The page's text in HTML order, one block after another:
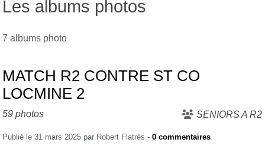
Les albums photos
7 albums photo
MATCH R2 CONTRE ST CO
LOCMINE 2
59 photos SENIORS A R2
Publié le 31 mars 2025 par Robert Flatrès - 0 commentaires